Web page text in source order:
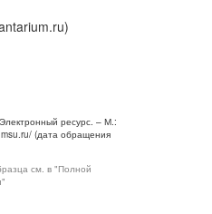
ресурс. – М.:
(дата обращения
см. в "Полной